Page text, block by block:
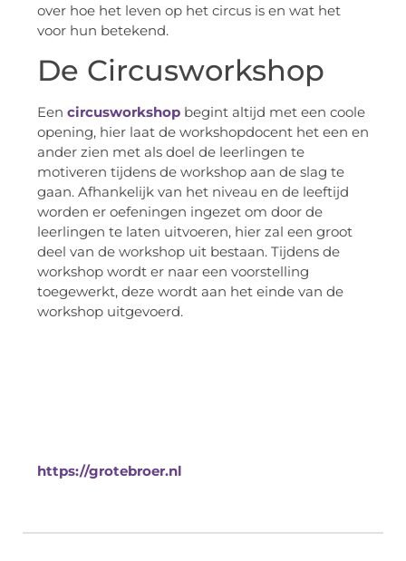
over hoe het leven op het circus is en wat het
voor hun betekend.
De Circusworkshop
Een circusworkshop begint altijd met een coole
opening, hier laat de workshopdocent het een en
ander zien met als doel de leerlingen te
motiveren tijdens de workshop aan de slag te
gaan. Afhankelijk van het niveau en de leeftijd
worden er oefeningen ingezet om door de
leerlingen te laten uitvoeren, hier zal een groot
deel van de workshop uit bestaan. Tijdens de
workshop wordt er naar een voorstelling
toegewerkt, deze wordt aan het einde van de
workshop uitgevoerd.
https://grotebroer.nl